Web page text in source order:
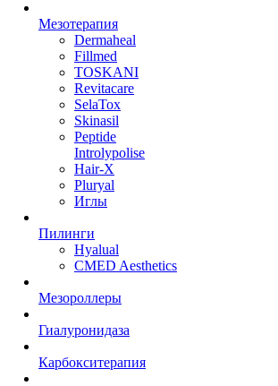
Мезотерапия
Dermaheal
Fillmed
TOSKANI
Revitacare
SelaTox
Skinasil
Peptide
Introlypolise
Hair-X
Pluryal
Иглы
Пилинги
Hyalual
CMED Aesthetics
Мезороллеры
Гиалуронидаза
Карбокситерапия